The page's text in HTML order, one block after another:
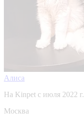
Алиса
На Kinpet c июля 2022 г.
Москва